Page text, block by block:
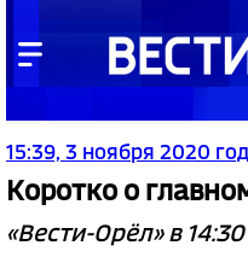
15:39, 3 ноября 2020
Коротко о
«Вести-Орёл» в